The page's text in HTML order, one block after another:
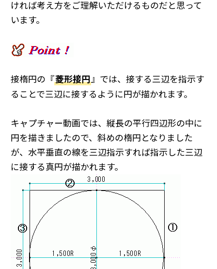
ければ考え方をご理解いただけるものだと思って
います。
接楕円の『菱形接円』では、接する三辺を指示す
ることで三辺に接するように円が描かれます。
キャプチャー動画では、縦長の平行四辺形の中に
円を描きましたので、斜めの楕円となりました
が、水平垂直の線を三辺指示すれば指示した三辺
に接する真円が描かれます。